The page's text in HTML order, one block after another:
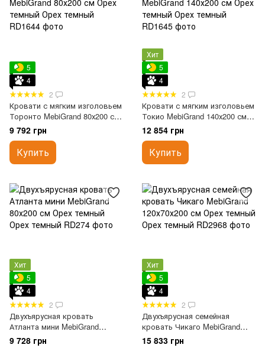
5
4
2
Кровати с мягким изголовьем
Торонто MebiGrand 80х200 см
Орех темный
9 792 грн
Купить
Хит
5
4
2
Кровати с мягким изголовьем
Токио MebiGrand 140х200 см
Орех темный
12 854 грн
Купить
Хит
5
4
2
Двухъярусная кровать
Атланта мини MebiGrand
80х200 см Орех темный
9 728 грн
Хит
5
4
2
Двухъярусная семейная
кровать Чикаго MebiGrand
120х70х200 см Орех темный
15 833 грн